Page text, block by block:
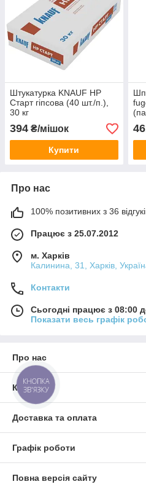
Штукатурка KNAUF HP
Старт гіпсова (40 шт./п.),
30 кг
394 ₴/мішок
Купити
Про нас
100% позитивних з 36
Працює з 25.07.2012
м. Харків
Калинина, 31, Харків,
Контакти
Сьогодні працює з 08:00
Показати весь графік
Про нас
Контакти
Доставка та оплата
Графік роботи
Повна версія сайту
КНОПКА
ЗВ'ЯЗКУ